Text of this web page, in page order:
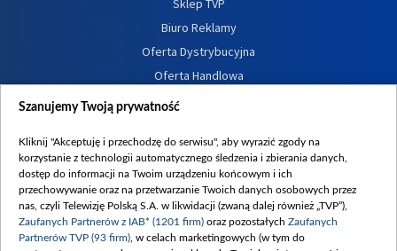
Sklep TVP
Biuro Reklamy
Oferta Dystrybucyjna
Oferta Handlowa
Dostępność
Procedura zgłoszeń wewnętrznych
Szanujemy Twoją prywatność
Kliknij "Akceptuję i przechodzę do serwisu", aby wyrazić zgody na
korzystanie z technologii automatycznego śledzenia i zbierania danych,
dostęp do informacji na Twoim urządzeniu końcowym i ich
przechowywanie oraz na przetwarzanie Twoich danych osobowych przez
nas, czyli Telewizję Polską S.A. w likwidacji (zwaną dalej również „TVP”),
Zaufanych Partnerów z IAB* (1201 firm) oraz pozostałych Zaufanych
Partnerów TVP (93 firm) , w celach marketingowych (w tym do